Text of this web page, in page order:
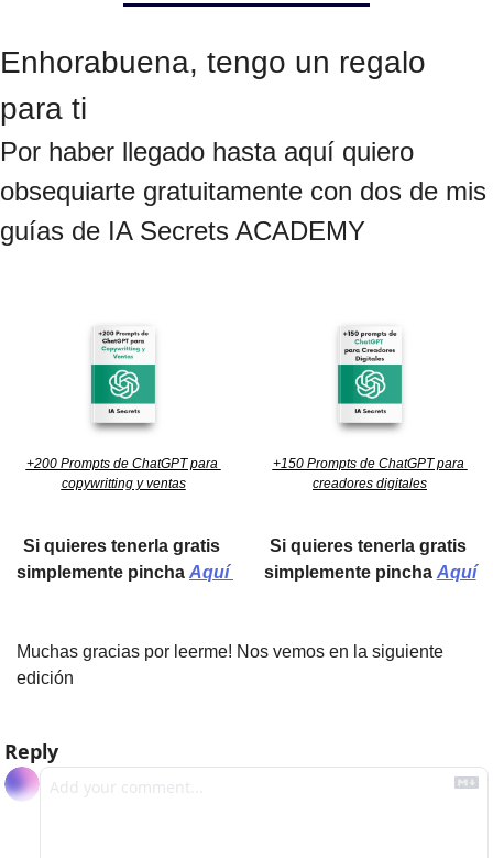
Enhorabuena, tengo un regalo
para ti
Por haber llegado hasta aquí quiero
obsequiarte gratuitamente con dos de mis
guías de IA Secrets ACADEMY
+200 Prompts de ChatGPT para
copywritting y ventas
Si quieres tenerla gratis
simplemente pincha
Aquí
+150 Prompts de ChatGPT para
creadores digitales
Si quieres tenerla gratis
simplemente pincha Aquí
Muchas gracias por leerme! Nos vemos en la siguiente
edición
Reply